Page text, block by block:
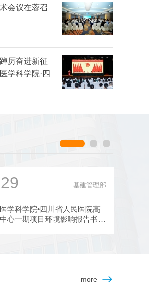
会议在蓉召
厉奋进新征
学科学院·四
代表大会胜
基建管理部
学科学院•四川省人民医院高
心一期项目环境影响报告书征
more